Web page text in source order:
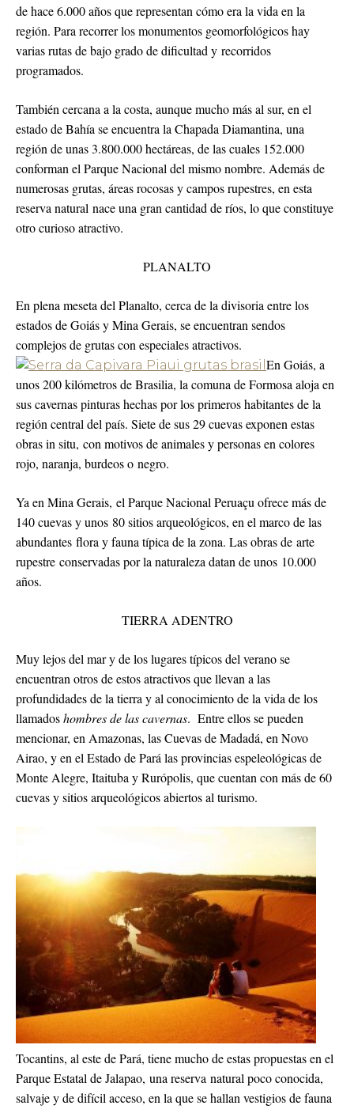
de hace 6.000 años que representan cómo era la vida en la
región. Para recorrer los monumentos geomorfológicos hay
varias rutas de bajo grado de dificultad y recorridos
programados.
También cercana a la costa, aunque mucho más al sur, en el
estado de Bahía se encuentra la Chapada Diamantina, una
región de unas 3.800.000 hectáreas, de las cuales 152.000
conforman el Parque Nacional del mismo nombre. Además de
numerosas grutas, áreas rocosas y campos rupestres, en esta
reserva natural nace una gran cantidad de ríos, lo que constituye
otro curioso atractivo.
PLANALTO
En plena meseta del Planalto, cerca de la divisoria entre los
estados de Goiás y Mina Gerais, se encuentran sendos
complejos de grutas con especiales atractivos.
En Goiás, a
unos 200 kilómetros de Brasilia, la comuna de Formosa aloja en
sus cavernas pinturas hechas por los primeros habitantes de la
región central del país. Siete de sus 29 cuevas exponen estas
obras in situ, con motivos de animales y personas en colores
rojo, naranja, burdeos o negro.
Ya en Mina Gerais, el Parque Nacional Peruaçu ofrece más de
140 cuevas y unos 80 sitios arqueológicos, en el marco de las
abundantes flora y fauna típica de la zona. Las obras de arte
rupestre conservadas por la naturaleza datan de unos 10.000
años.
TIERRA ADENTRO
Muy lejos del mar y de los lugares típicos del verano se
encuentran otros de estos atractivos que llevan a las
profundidades de la tierra y al conocimiento de la vida de los
llamadoshombres de las cavernas. Entre ellos se pueden
mencionar, en Amazonas, las Cuevas de Madadá, en Novo
Airao, y en el Estado de Pará las provincias espeleológicas de
Monte Alegre, Itaituba y Rurópolis, que cuentan con más de 60
cuevas y sitios arqueológicos abiertos al turismo.
Tocantins, al este de Pará, tiene mucho de estas propuestas en el
Parque Estatal de Jalapao, una reserva natural poco conocida,
salvaje y de difícil acceso, en la que se hallan vestigios de fauna